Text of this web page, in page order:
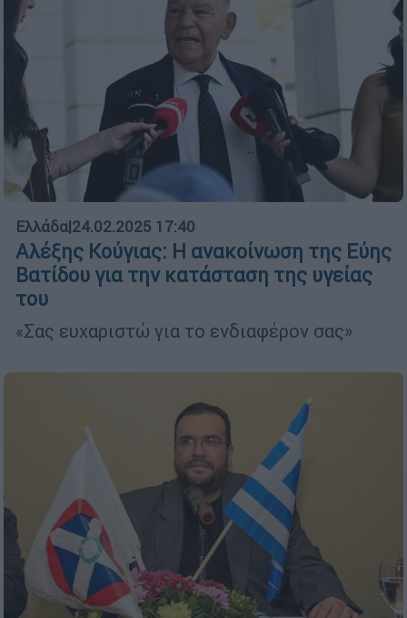
Ελλάδα|24.02.2025 17:40
Αλέξης Κούγιας: Η ανακοίνωση της Εύης
Βατίδου για την κατάσταση της υγείας
του
«Σας ευχαριστώ για το ενδιαφέρον σας»